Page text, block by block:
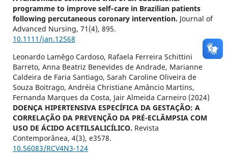
programme to improve self‐care in Brazilian patients
following percutaneous coronary intervention. Journal of
Advanced Nursing, 71 (4), 895.
10.1111/jan.12568
Leonardo Lamêgo Cardoso, Rafaela Ferreira Schittini
Barreto, Anna Beatriz Benevides de Andrade, Marianne
Caldeira de Faria Santiago, Sarah Caroline Oliveira de
Souza Boitrago, Andréia Christiane Amâncio Martins,
Fernanda Marques da Costa, Jair Almeida Carneiro (2024)
DOENÇA HIPERTENSIVA ESPECÍFICA DA GESTAÇÃO: A
CORRELAÇÃO DA PREVENÇÃO DA PRÉ-ECLÂMPSIA COM
USO DE ÁCIDO ACETILSALICÍLICO. Revista
Contemporânea, 4(3), e3578.
10.56083/RCV4N3-124